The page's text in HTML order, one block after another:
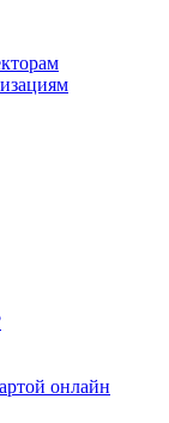
онлайн